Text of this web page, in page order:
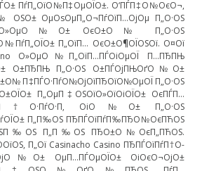
ПѓП„ОїО№П‡ОµОЇО±. О‘ПЃП‡О№ОєО¬,
ОµОѕОµП„О¬ПѓОїП…ОјОµ П„О·ОЅ
ОєО±О№ П„О·ОЅ
П„ОїП… ОєО±О¶ОЇОЅОї. О¤Ої
О»ОµО№П„ОїП…ПЃОіОµОЇ П…ПЂПЊ
О±ПЂПЊ П„О·ОЅ О±ПЃОјПЊОґО№О±
П‡ПЃО·ПѓО№ОјОїПЂОїО№ОµОЇ П„О·ОЅ
П„ОµП‡ОЅОїО»ОїОіОЇО± ОєПЃП…
ОіО№О± П„О·ОЅ
П„П‰ОЅ ПЂПЃОїПѓП‰ПЂО№ОєПЋОЅ
П„П‰ОЅ ПЂО±О№ОєП„ПЋОЅ.
П„Ої Casinacho Casino ПЂПЃОїПѓП†О­
ОµП…ПЃОµОЇО± ОіОєО¬ОјО±